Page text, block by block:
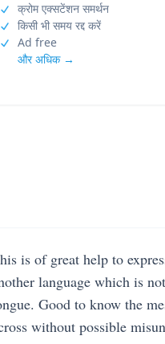
क्रोम एक्सटेंशन समर्थन
किसी भी समय रद्द करें
Ad free
और अधिक →
is of great help to
language which is
Good to know the
without possible